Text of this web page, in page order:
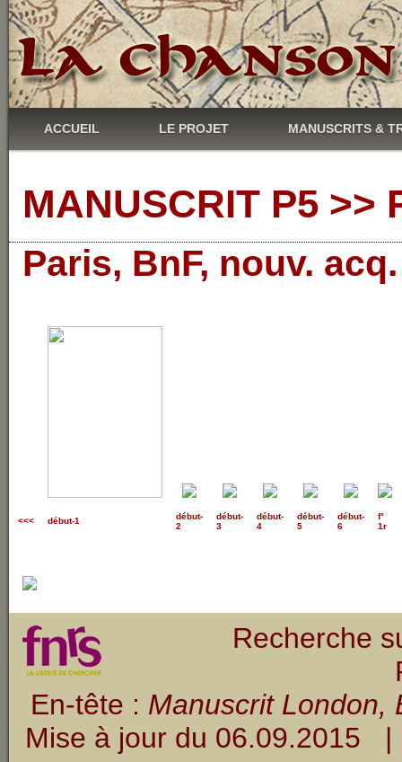
ACCUEIL LE PROJET MANUSCRITS &
MANUSCRIT P5
Paris, BnF, nouv.
<<< début-1 début-
2
début-
3
début-
4
début-
5
début-
6
f°
1r
Recherche
En-tête : Manuscrit London,
Mise à jour du 06.09.2015 |